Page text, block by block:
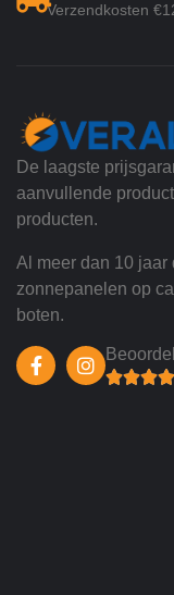
Verzendkosten
De laagste
aanvullende
producten.
Al meer dan 10 jaar
zonnepanelen op
boten.